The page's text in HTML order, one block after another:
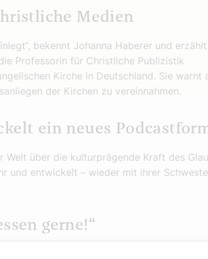
Medien
bekennt Johanna Haberer und
Professorin für Christliche Publizistik
Kirche in Deutschland. Sie warnt
der Kirchen zu vereinnahmen.
ein neues
Welt über die kulturprägende Kraft des
und entwickelt – wieder mit ihrer
gerne!“
Spuren in ihrem Leben hinterlassen: „Wir